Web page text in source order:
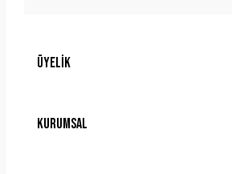
Üyelik
Kurumsal